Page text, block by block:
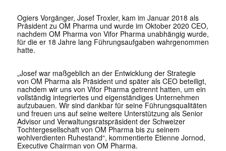
Ogiers Vorgänger, Josef Troxler, kam im Januar 2018 als
Präsident zu OM Pharma und wurde im Oktober 2020 CEO,
nachdem OM Pharma von Vifor Pharma unabhängig wurde,
für die er 18 Jahre lang Führungsaufgaben wahrgenommen
hatte.
„Josef war maßgeblich an der Entwicklung der Strategie
von OM Pharma als Präsident und später als CEO beteiligt,
nachdem wir uns von Vifor Pharma getrennt hatten, um ein
vollständig integriertes und eigenständiges Unternehmen
aufzubauen. Wir sind dankbar für seine Führungsqualitäten
und freuen uns auf seine weitere Unterstützung als Senior
Advisor und Verwaltungsratspräsident der Schweizer
Tochtergesellschaft von OM Pharma bis zu seinem
wohlverdienten Ruhestand“, kommentierte Etienne Jornod,
Executive Chairman von OM Pharma.